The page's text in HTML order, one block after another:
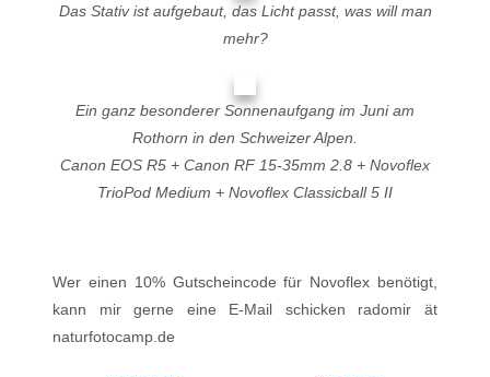
Das Stativ ist aufgebaut, das Licht passt, was will man
mehr?
Ein ganz besonderer Sonnenaufgang im Juni am
Rothorn in den Schweizer Alpen.
Canon EOS R5 + Canon RF 15-35mm 2.8 + Novoflex
TrioPod Medium + Novoflex Classicball 5 II
Wer einen 10% Gutscheincode für Novoflex benötigt,
kann mir gerne eine E-Mail schicken radomir ät
naturfotocamp.de